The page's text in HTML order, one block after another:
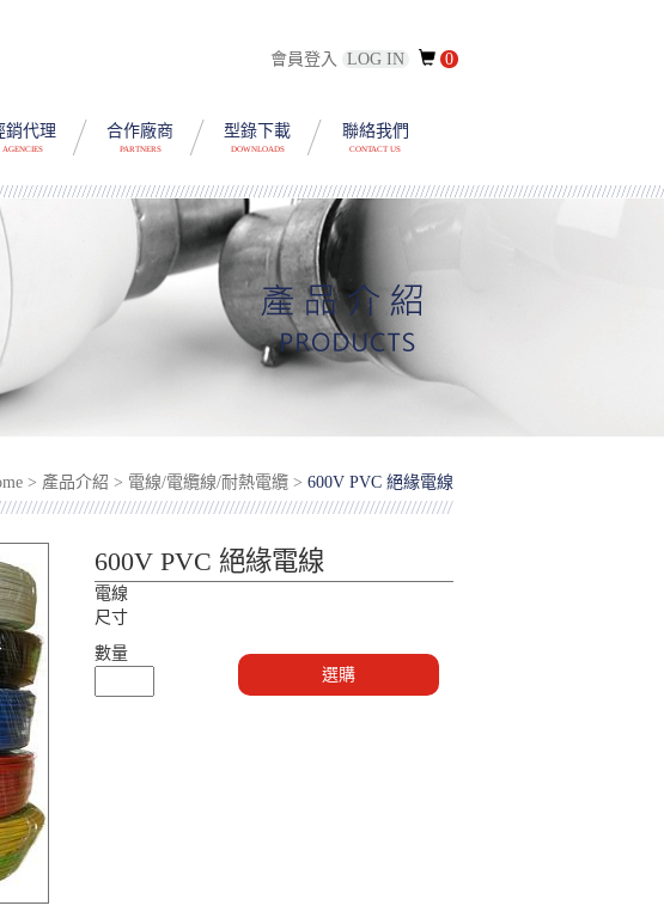
會員登入 LOG IN 0
銷代理
AGENCIES
合作廠商
PARTNERS
型錄下載
DOWNLOADS
聯絡我們
CONTACT US
> 產品介紹 > 電線/電纜線/耐熱電纜 > 600V PVC 絕緣電線
600V PVC 絕緣電線
電線
尺寸
數量
選購